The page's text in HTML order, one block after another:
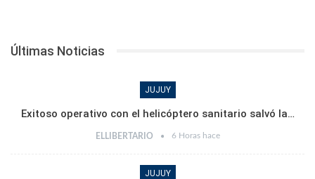
Últimas Noticias
JUJUY
Exitoso operativo con el helicóptero sanitario salvó la…
ELLIBERTARIO 6 Horas hace
JUJUY